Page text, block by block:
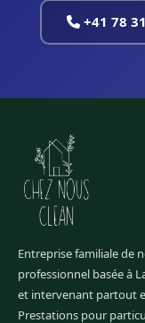
+41 78
Entreprise familiale de
professionnel basée à
et intervenant partout
Prestations pour